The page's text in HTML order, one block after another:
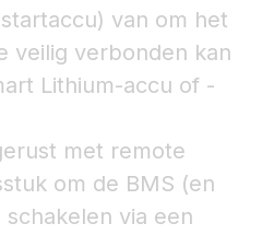
van om het
veilig verbonden kan
Lithium-accu of -
met remote
om de BMS (en
via een